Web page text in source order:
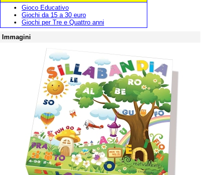
Gioco Educativo
Giochi da 15 a 30 euro
Giochi per Tre e Quattro anni
Immagini